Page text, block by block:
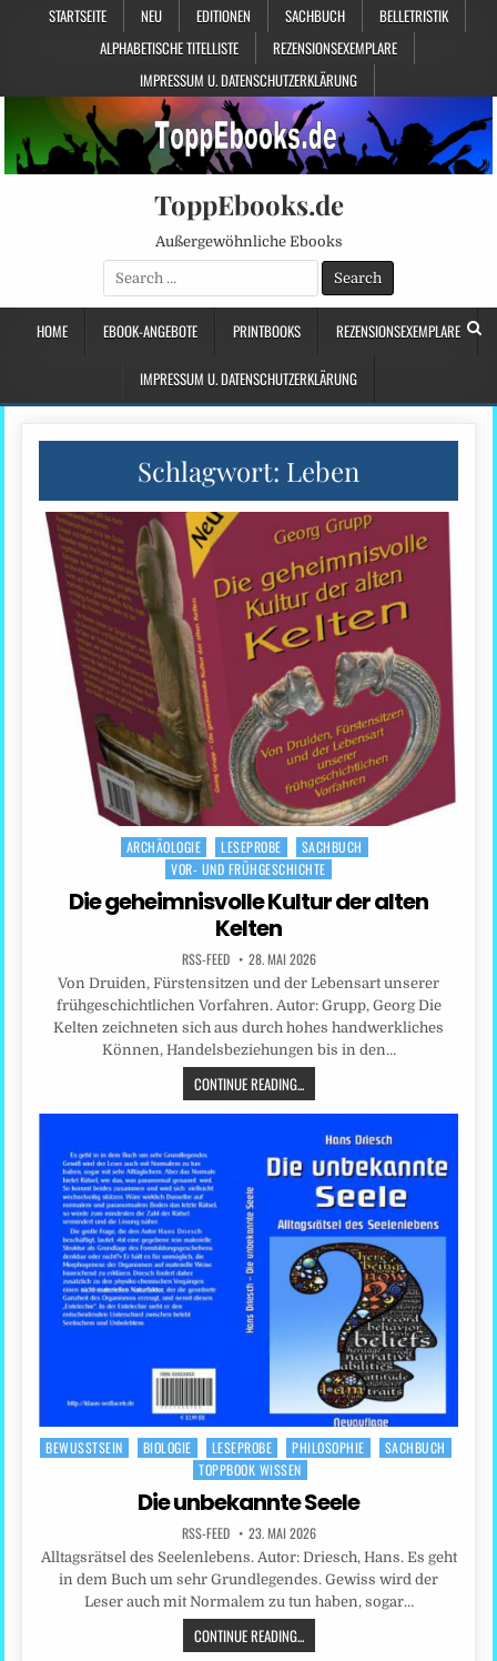
STARTSEITE NEU EDITIONEN SACHBUCH
BELLETRISTIK
ALPHABETISCHE TITELLISTE
REZENSIONSEXEMPLARE
IMPRESSUM U. DATENSCHUTZERKLÄRUNG
ToppEbooks.de
Außergewöhnliche Ebooks
Search
for:
HOME EBOOK-ANGEBOTE PRINTBOOKS REZENSIONSEXEMPLARE
IMPRESSUM U. DATENSCHUTZERKLÄRUNG
Schlagwort: Leben
Posted
ARCHÄOLOGIE LESEPROBE
SACHBUCH
VOR- UND FRÜHGESCHICHTE
Die geheimnisvolle Kultur der alten
Kelten
RSS-FEED 28. MAI 2026
Von Druiden, Fürstensitzen und der Lebensart unserer
frühgeschichtlichen Vorfahren. Autor: Grupp, Georg Die
Kelten zeichneten sich aus durch hohes handwerkliches
Können, Handelsbeziehungen bis in den…
CONTINUE READING...
Posted
BEWUSSTSEIN BIOLOGIE LESEPROBE PHILOSOPHIE
SACHBUCH
TOPPBOOK WISSEN
Die unbekannte Seele
RSS-FEED 23. MAI 2026
Alltagsrätsel des Seelenlebens. Autor: Driesch, Hans. Es geht
in dem Buch um sehr Grundlegendes. Gewiss wird der
Leser auch mit Normalem zu tun haben, sogar…
CONTINUE READING...